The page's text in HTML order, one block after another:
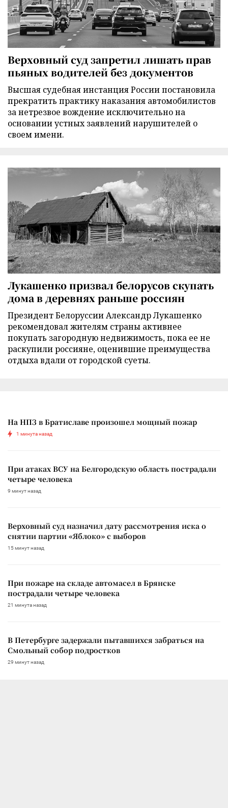
Верховный суд запретил лишать прав
пьяных водителей без документов
Высшая судебная инстанция России постановила
прекратить практику наказания автомобилистов
за нетрезвое вождение исключительно на
основании устных заявлений нарушителей о
своем имени.
Лукашенко призвал белорусов скупать
дома в деревнях раньше россиян
Президент Белоруссии Александр Лукашенко
рекомендовал жителям страны активнее
покупать загородную недвижимость, пока ее не
раскупили россияне, оценившие преимущества
отдыха вдали от городской суеты.
На НПЗ в Братиславе произошел мощный пожар
1 минута назад
При атаках ВСУ на Белгородскую область пострадали
четыре человека
9 минут назад
Верховный суд назначил дату рассмотрения иска о
снятии партии «Яблоко» с выборов
15 минут назад
При пожаре на складе автомасел в Брянске
пострадали четыре человека
21 минута назад
В Петербурге задержали пытавшихся забраться на
Смольный собор подростков
29 минут назад